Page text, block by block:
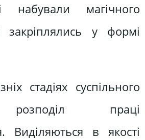
набували магічного
закріплялись у формі
стадіях суспільного
розподіл праці
Виділяються в якості